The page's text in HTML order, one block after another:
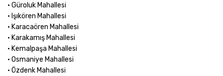
• Güroluk Mahallesi
• Işıkören Mahallesi
• Karacaören Mahallesi
• Karakamış Mahallesi
• Kemalpaşa Mahallesi
• Osmaniye Mahallesi
• Özdenk Mahallesi